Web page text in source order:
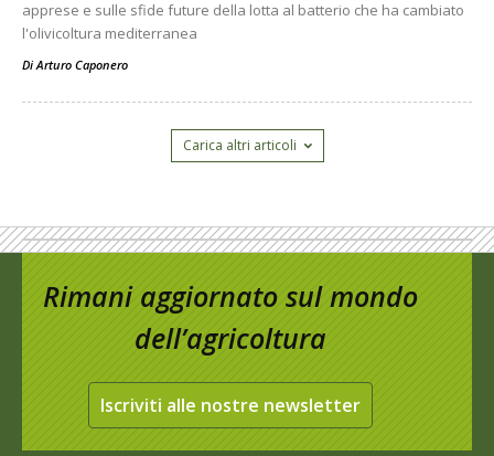
apprese e sulle sfide future della lotta al batterio che ha cambiato
l'olivicoltura mediterranea
DiArturo Caponero
Carica altri articoli
Rimani aggiornato sul mondo
dell’agricoltura
Iscriviti alle nostre newsletter